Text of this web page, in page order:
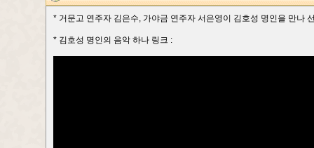
* 거문고 연주자 김은수, 가야금 연주자 서은영이 김호성 명인을 만나
* 김호성 명인의 음악 하나 링크 :